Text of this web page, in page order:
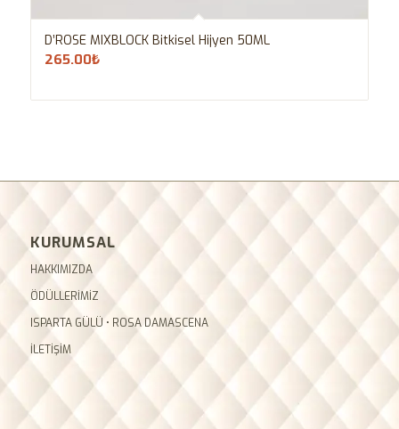
D’ROSE MIXBLOCK Bitkisel Hijyen 50ML
265.00₺
KURUMSAL
HAKKIMIZDA
ÖDÜLLERİMİZ
ISPARTA GÜLÜ • ROSA DAMASCENA
İLETİŞİM